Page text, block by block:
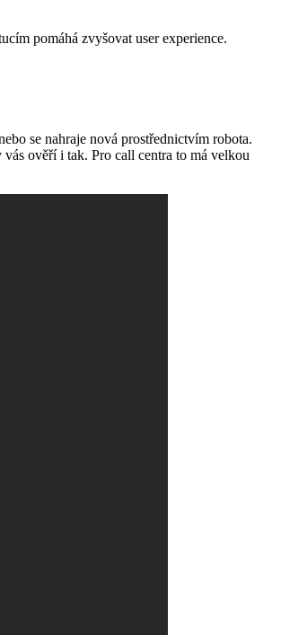
pomáhá zvyšovat user experience.
se nahraje nová prostřednictvím robota.
ověří i tak. Pro call centra to má velkou